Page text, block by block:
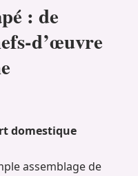
: de
d’œuvre
domestique
assemblage de